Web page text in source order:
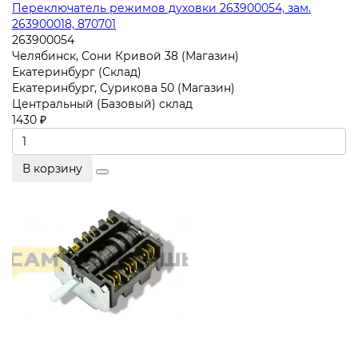
Переключатель режимов духовки 263900054, зам.
263900018, 870701
263900054
Челябинск, Сони Кривой 38 (Магазин)
Екатеринбург (Склад)
Екатеринбург, Сурикова 50 (Магазин)
Центральный (Базовый) склад
1430 ₽
В корзину